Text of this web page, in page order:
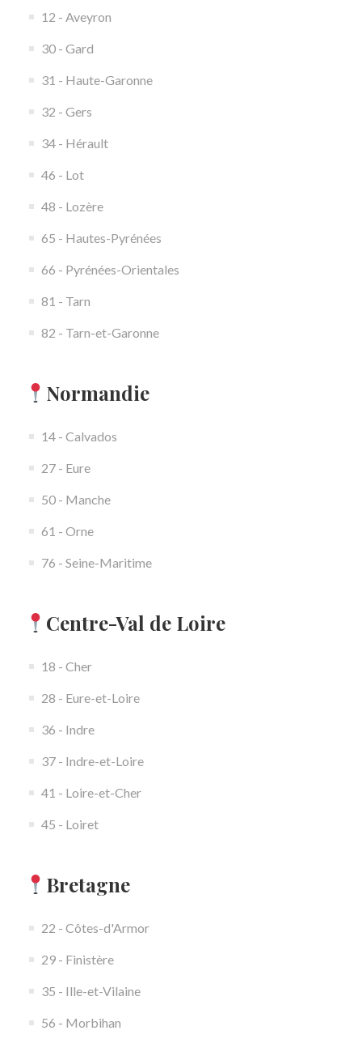
12 - Aveyron
30 - Gard
31 - Haute-Garonne
32 - Gers
34 - Hérault
46 - Lot
48 - Lozère
65 - Hautes-Pyrénées
66 - Pyrénées-Orientales
81 - Tarn
82 - Tarn-et-Garonne
Normandie
14 - Calvados
27 - Eure
50 - Manche
61 - Orne
76 - Seine-Maritime
Centre-Val de Loire
18 - Cher
28 - Eure-et-Loire
36 - Indre
37 - Indre-et-Loire
41 - Loire-et-Cher
45 - Loiret
Bretagne
22 - Côtes-d'Armor
29 - Finistère
35 - Ille-et-Vilaine
56 - Morbihan